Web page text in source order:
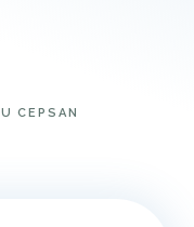
CEPSAN